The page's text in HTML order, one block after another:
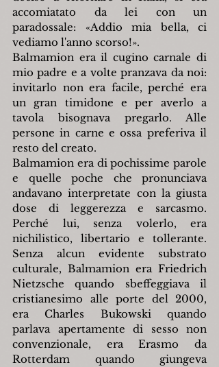
accomiatato da lei con un
paradossale: «Addio mia bella, ci
vediamo l'anno scorso!».
Balmamion era il cugino carnale di
mio padre e a volte pranzava da noi:
invitarlo non era facile, perché era
un gran timidone e per averlo a
tavola bisognava pregarlo. Alle
persone in carne e ossa preferiva il
resto del creato.
Balmamion era di pochissime parole
e quelle poche che pronunciava
andavano interpretate con la giusta
dose di leggerezza e sarcasmo.
Perché lui, senza volerlo, era
nichilistico, libertario e tollerante.
Senza alcun evidente substrato
culturale, Balmamion era Friedrich
Nietzsche quando sbeffeggiava il
cristianesimo alle porte del 2000,
era Charles Bukowski quando
parlava apertamente di sesso non
convenzionale, era Erasmo da
Rotterdam quando giungeva